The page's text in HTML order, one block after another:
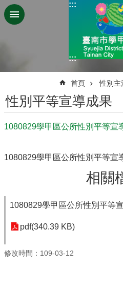
跳到主要內容區塊
:::
:::
首頁 性別主
性別平等宣導成果
1080829學甲區公所性別平等宣
1080829學甲區公所性別平等宣
相關
1080829學甲區公所性別平等
pdf(340.39 KB)
修改時間：109-03-12